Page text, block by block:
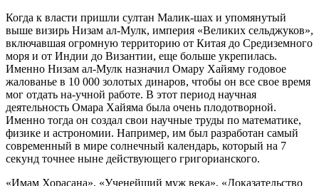
Когда к власти пришли султан Малик-шах и упомянутый
выше визирь Низам ал-Мулк, империя «Великих сельджуков»,
включавшая огромную территорию от Китая до Средиземного
моря и от Индии до Византии, еще больше укрепилась.
Именно Низам ал-Мулк назначил Омару Хайяму годовое
жалованье в 10 000 золотых динаров, чтобы он все свое время
мог отдать на-учной работе. В этот период научная
деятельность Омара Хайяма была очень плодотворной.
Именно тогда он создал свои научные труды по математике,
физике и астрономии. Например, им был разработан самый
современный в мире солнечный календарь, который на 7
секунд точнее ныне действующего григорианского.
«Имам Хорасана», «Ученейший муж века», «Доказательство